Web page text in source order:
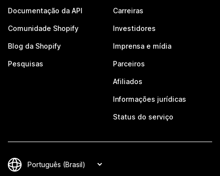
Documentação da API
Comunidade Shopify
Blog da Shopify
Pesquisas
Carreiras
Investidores
Imprensa e mídia
Parceiros
Afiliados
Informações jurídicas
Status do serviço